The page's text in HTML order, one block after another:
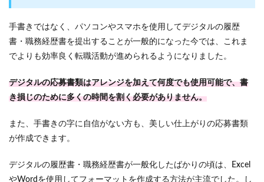
手書きではなく、パソコンやスマホを使用してデジタルの履歴
書・職務経歴書を提出することが一般的になった今では、これま
でよりも効率良く転職活動が進められるようになりました。
デジタルの応募書類はアレンジを加えて何度でも使用可能で、書
き損じのために多くの時間を割く必要がありません。
また、手書きの字に自信がない方も、美しい仕上がりの応募書類
が作成できます。
デジタルの履歴書・職務経歴書が一般化したばかりの頃は、Excel
やWordを使用してフォーマットを作成する方法が主流でした。し